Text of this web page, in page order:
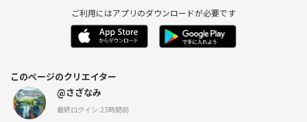
ご利用にはアプリのダウンロードが必要です
このページのクリエイター
@さざなみ
最終ログイン:23時間前